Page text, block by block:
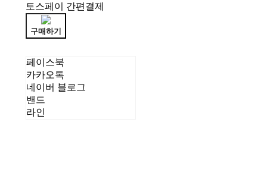
토스페이 간편결제
구매하기
페이스북
카카오톡
네이버 블로그
밴드
라인